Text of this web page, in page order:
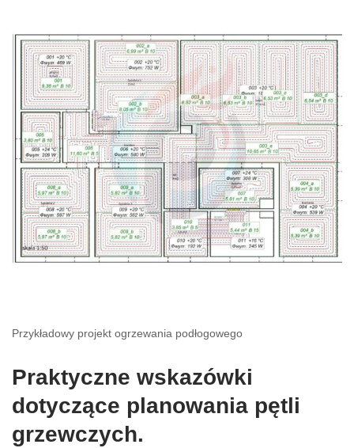
Przykładowy projekt ogrzewania podłogowego
Praktyczne wskazówki
dotyczące planowania pętli
grzewczych.